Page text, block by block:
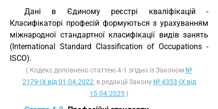
Дані в Єдиному реєстрі кваліфікацій -
Класифікаторі професій формуються з урахуванням
міжнародної стандартної класифікації видів занять
(International Standard Classification of Occupations -
ISCO).
( Кодекс доповнено статтею 4-1 згідно із Законом №
2179-IX від 01.04.2022; в редакції Закону № 4353-IX від
15.04.2025)